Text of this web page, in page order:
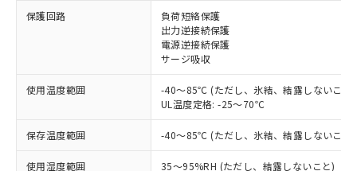
保護回路
負荷短絡保護
出力逆接続保護
電源逆接続保護
サージ吸収
使用温度範囲
-40～85℃ (ただし、氷結、結露しないこと)
UL温度定格: -25～70℃
保存温度範囲 -40～85℃ (ただし、氷結、結露しないこと)
使用湿度範囲 35～95%RH (ただし、結露しないこと)
ご利用条件
以下の条件をお読みいただき、同意のうえ
ご利用ください。
本サービスは、当社制御機器事業取扱
対応済み：EU RoHS指令（10物質）の
非含有に対応した製品が提供可能な商品で
対応予定：EU RoHS指令（10物質）の非含
有に対応した製品に切り替える予定のある
商品です。
対応予定なし：EU RoHS指令（10物質）の
定はありません。
調査・確認中：EU RoHS指令（10物質）の